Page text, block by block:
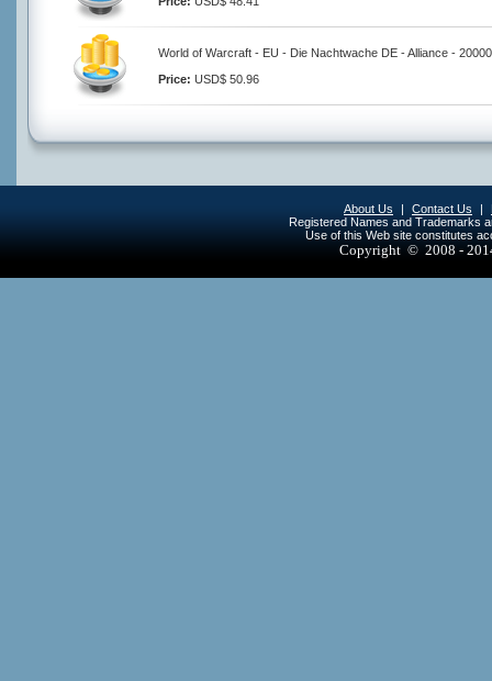
World of Warcraft - EU - Die Nachtwache DE - Alliance -
Price: USD$ 50.96
About Us | Contact Us |
Registered Names and Trademarks
Use of this Web site constitutes
Copyright © 2008 -